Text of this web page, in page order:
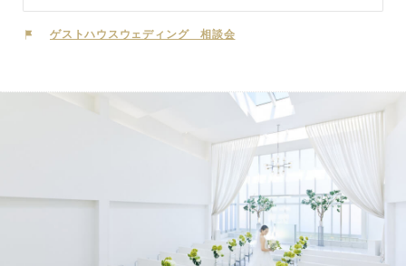
を感じながらのガーデンセレモニーは、開放的な空間で誰もが和やか
な表情に。おふたりはもちろん、ゲストの記憶にも刻まれる印象的な
っと縮めます。歴史を感じるクラシカルでモダンな空間を、プライベ
ート感覚で贅沢に使いこなしたおもてなしを。
ゲストハウスウェディング 相談会